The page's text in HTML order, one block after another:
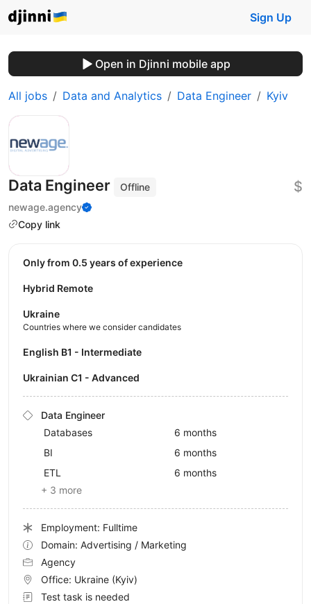
Sign Up
Open in Djinni mobile app
All jobs Data and Analytics Data Engineer Kyiv
Data Engineer
Offline
newage.agency
Copy link
$
Only from 0.5 years of experience
Hybrid Remote
Ukraine
Countries where we consider candidates
English B1 - Intermediate
Ukrainian C1 - Advanced
Data Engineer
Databases
6 months
BI
6 months
ETL
6 months
+ 3 more
Employment: Fulltime
Domain: Advertising / Marketing
Agency
Office: Ukraine (Kyiv)
Test task is needed